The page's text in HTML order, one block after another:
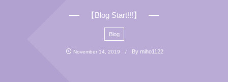
【Blog Start!!!】
Blog
November 14 2019 By miho1122